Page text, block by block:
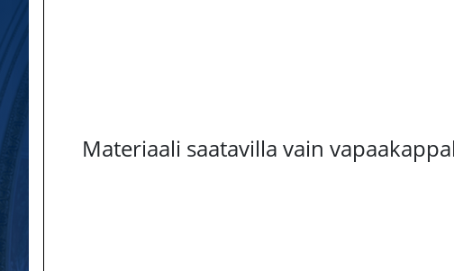
Materiaali saatavilla vain